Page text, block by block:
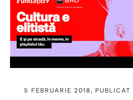
5 FEBRUARIE 2018, PUBLICAT